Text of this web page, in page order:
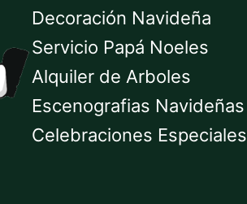
Decoración Navideña
Servicio Papá Noeles
Alquiler de Arboles
Escenografias Navideñas
Celebraciones Especiales